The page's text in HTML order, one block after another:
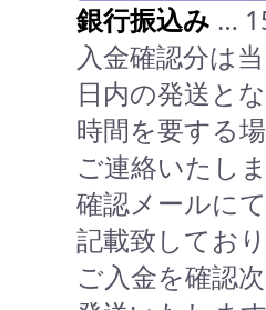
銀行振込み …
入金確認分は
日内の発送と
時間を要する
ご連絡いたし
確認メールに
記載致しており
ご入金を確認